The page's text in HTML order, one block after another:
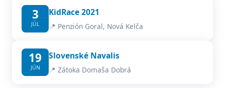
3
JÚL
KidRace 2021
📍 Penzión Goral, Nová Kelča
19
JÚN
Slovenské Navalis
📍 Zátoka Domaša Dobrá